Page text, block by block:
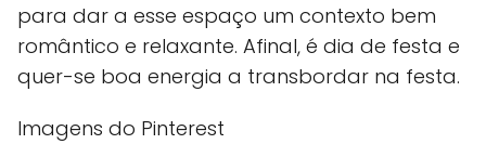
para dar a esse espaço um contexto bem
romântico e relaxante. Afinal, é dia de festa e
quer-se boa energia a transbordar na festa.
Imagens do Pinterest